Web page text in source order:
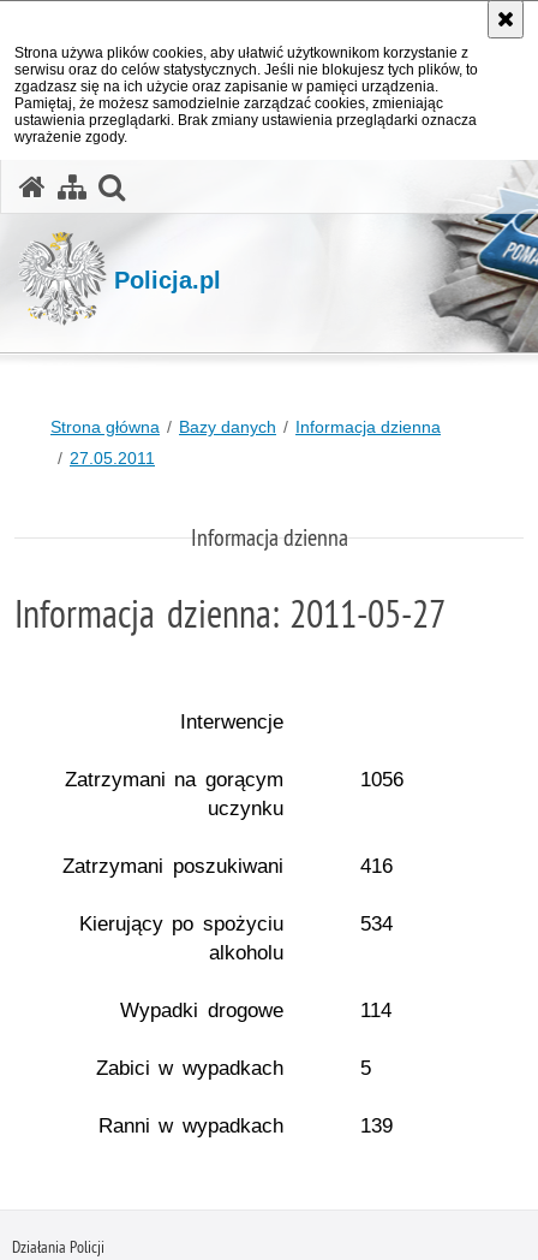
Strona używa plików cookies, aby ułatwić użytkownikom korzystanie z
serwisu oraz do celów statystycznych. Jeśli nie blokujesz tych plików, to
zgadzasz się na ich użycie oraz zapisanie w pamięci urządzenia.
Pamiętaj, że możesz samodzielnie zarządzać cookies, zmieniając
ustawienia przeglądarki. Brak zmiany ustawienia przeglądarki oznacza
wyrażenie zgody.
Policja.pl
Strona główna Bazy danych
Informacja dzienna
27.05.2011
Informacja dzienna
Informacja dzienna: 2011-05-27
Interwencje
Zatrzymani na gorącym
uczynku
1056
Zatrzymani poszukiwani 416
Kierujący po spożyciu
alkoholu
534
Wypadki drogowe 114
Zabici w wypadkach 5
Ranni w wypadkach 139
Działania Policji